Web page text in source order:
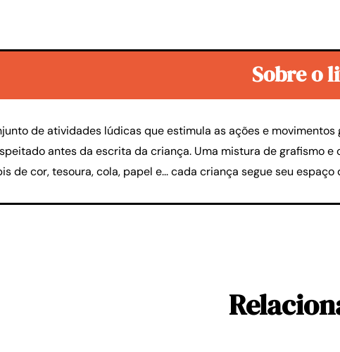
Sobre o
de atividades lúdicas que estimula as ações e
antes da escrita da criança. Uma mistura de grafismo
de cor, tesoura, cola, papel e... cada criança segue seu espaço